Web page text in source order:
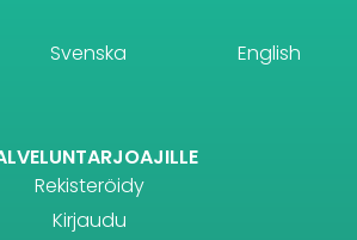
Svenska English
Rekisteröidy
Kirjaudu